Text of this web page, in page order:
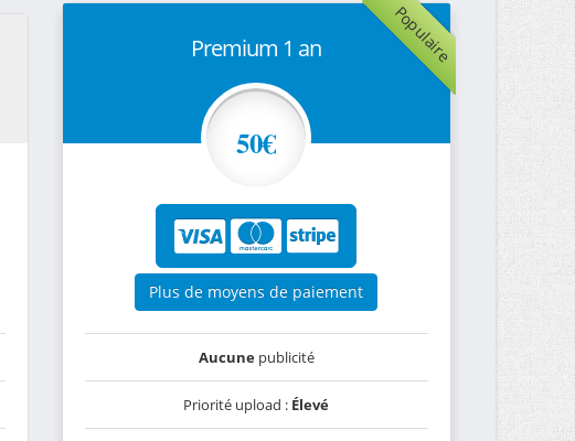
Populaire
Premium 1 an
50€
Plus de moyens de paiement
Aucunepublicité
Priorité upload : Élevé